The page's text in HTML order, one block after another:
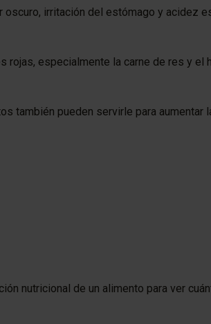
irritación del estómago y acidez
especialmente la carne de res y el
también pueden servirle para aumentar
nutricional de un alimento para ver